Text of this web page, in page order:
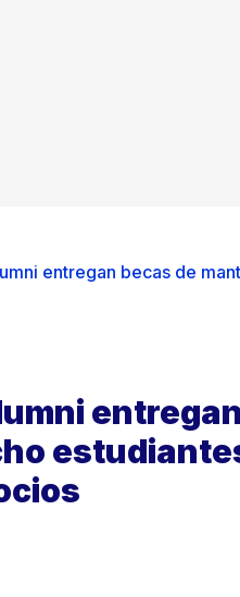
entregan becas de